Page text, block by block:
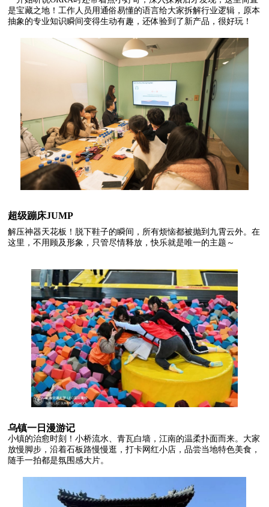
是宝藏之地！工作人员用通俗易懂的语言给大家拆解行业逻辑，原本
抽象的专业知识瞬间变得生动有趣，还体验到了新产品，很好玩！
超级蹦床JUMP
解压神器天花板！脱下鞋子的瞬间，所有烦恼都被抛到九霄云外。在
这里，不用顾及形象，只管尽情释放，快乐就是唯一的主题～
乌镇一日漫游记
小镇的治愈时刻！小桥流水、青瓦白墙，江南的温柔扑面而来。大家
放慢脚步，沿着石板路慢慢逛，打卡网红小店，品尝当地特色美食，
随手一拍都是氛围感大片。